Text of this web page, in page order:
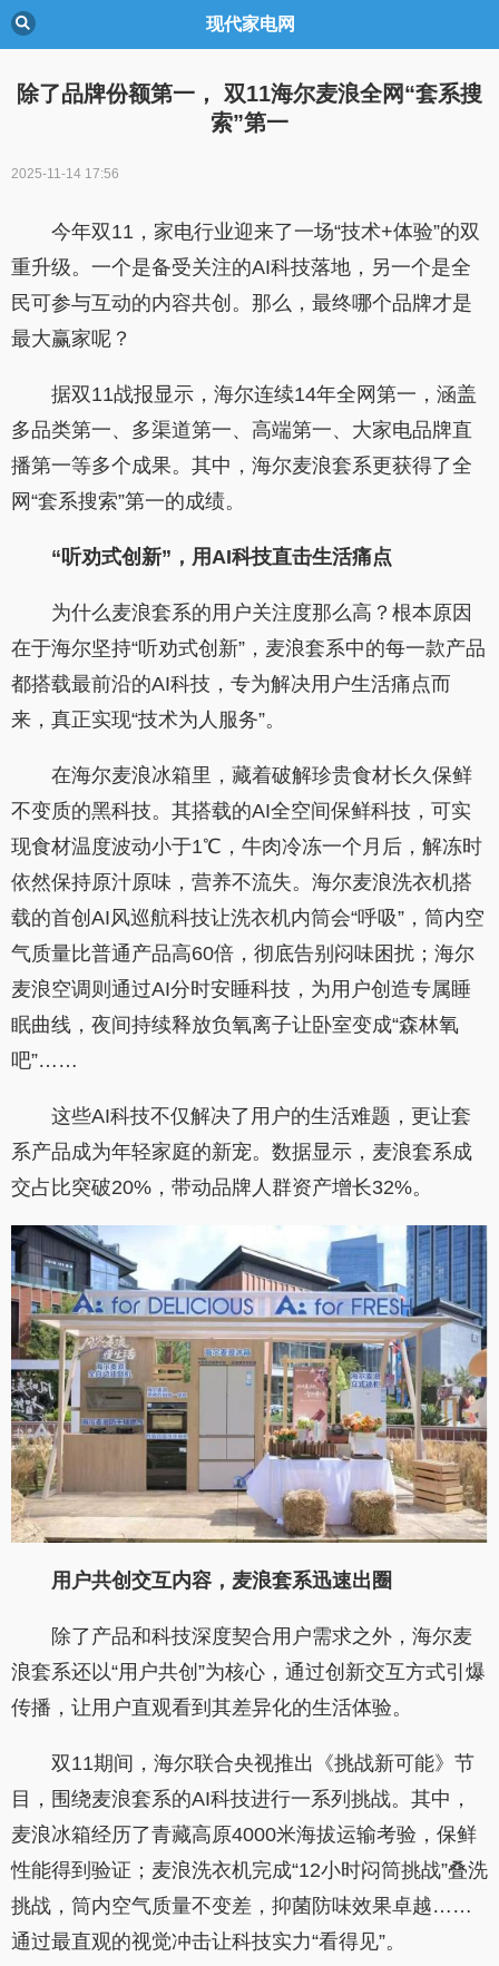
现代家电网
除了品牌份额第一， 双11海尔麦浪全网“套系搜
索”第一
2025-11-14 17:56
今年双11，家电行业迎来了一场“技术+体验”的双
重升级。一个是备受关注的AI科技落地，另一个是全
民可参与互动的内容共创。那么，最终哪个品牌才是
最大赢家呢？
据双11战报显示，海尔连续14年全网第一，涵盖
多品类第一、多渠道第一、高端第一、大家电品牌直
播第一等多个成果。其中，海尔麦浪套系更获得了全
网“套系搜索”第一的成绩。
“听劝式创新”，用AI科技直击生活痛点
为什么麦浪套系的用户关注度那么高？根本原因
在于海尔坚持“听劝式创新”，麦浪套系中的每一款产品
都搭载最前沿的AI科技，专为解决用户生活痛点而
来，真正实现“技术为人服务”。
在海尔麦浪冰箱里，藏着破解珍贵食材长久保鲜
不变质的黑科技。其搭载的AI全空间保鲜科技，可实
现食材温度波动小于1℃，牛肉冷冻一个月后，解冻时
依然保持原汁原味，营养不流失。海尔麦浪洗衣机搭
载的首创AI风巡航科技让洗衣机内筒会“呼吸”，筒内空
气质量比普通产品高60倍，彻底告别闷味困扰；海尔
麦浪空调则通过AI分时安睡科技，为用户创造专属睡
眠曲线，夜间持续释放负氧离子让卧室变成“森林氧
吧”……
这些AI科技不仅解决了用户的生活难题，更让套
系产品成为年轻家庭的新宠。数据显示，麦浪套系成
交占比突破20%，带动品牌人群资产增长32%。
用户共创交互内容，麦浪套系迅速出圈
除了产品和科技深度契合用户需求之外，海尔麦
浪套系还以“用户共创”为核心，通过创新交互方式引爆
传播，让用户直观看到其差异化的生活体验。
双11期间，海尔联合央视推出《挑战新可能》节
目，围绕麦浪套系的AI科技进行一系列挑战。其中，
麦浪冰箱经历了青藏高原4000米海拔运输考验，保鲜
性能得到验证；麦浪洗衣机完成“12小时闷筒挑战”叠洗
挑战，筒内空气质量不变差，抑菌防味效果卓越……
通过最直观的视觉冲击让科技实力“看得见”。